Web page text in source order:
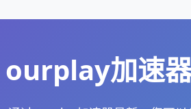
ourplay加速